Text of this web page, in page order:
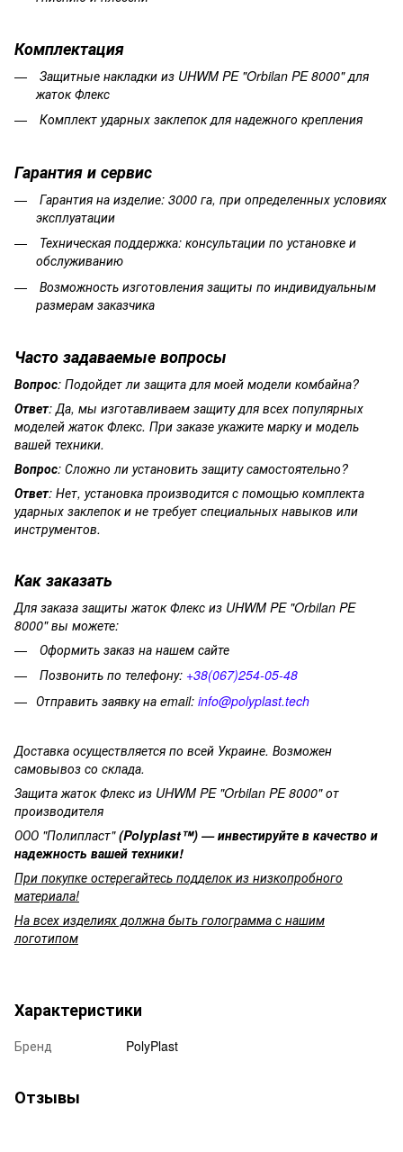
Комплектация
Защитные накладки из UHWM PE "Orbilan PE 8000" для
жаток Флекс
Комплект ударных заклепок для надежного крепления
Гарантияисервис
Гарантия на изделие: 3000 га, при определенных условиях
эксплуатации
Техническая поддержка: консультации по установке и
обслуживанию
Возможность изготовления защиты по индивидуальным
размерам заказчика
Частозадаваемыевопросы
Вопрос: Подойдетли защитадля моей модели комбайна?
Ответ: Да, мы изготавливаем защиту для всех популярных
моделей жаток Флекс. При заказе укажите марку и модель
вашей техники.
Вопрос: Сложноли установить защитусамостоятельно?
Ответ: Нет, установка производится с помощью комплекта
ударных заклепоки не требует специальных навыков или
инструментов.
Как заказать
Для заказа защиты жаток Флекс из UHWM PE "Orbilan PE
8000" вы можете:
Оформить заказ на нашем сайте
Позвонить по телефону: +38(067)254-05-48
Отправить заявку на email: info@polyplast.tech
Доставка осуществляется по всей Украине. Возможен
самовывоз со склада.
Защита жаток Флекс из UHWM PE "Orbilan PE 8000"от
производителя
ООО "Полипласт" (Polyplast™) — инвестируйте в качество и
надежность вашей техники!
При покупке остерегайтесь подделок из низкопробного
материала!
На всех изделиях должна быть голограмма с нашим
логотипом
Характеристики
Бренд PolyPlast
Отзывы